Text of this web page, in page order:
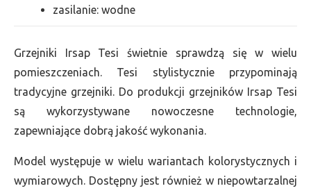
zasilanie: wodne
Grzejniki Irsap Tesi świetnie sprawdzą się w wielu
pomieszczeniach. Tesi stylistycznie przypominają
tradycyjne grzejniki. Do produkcji grzejników Irsap Tesi
są wykorzystywane nowoczesne technologie,
zapewniające dobrą jakość wykonania.
Model występuje w wielu wariantach kolorystycznych i
wymiarowych. Dostępny jest również w niepowtarzalnej